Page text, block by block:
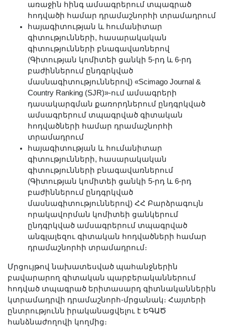
առաջին հինգ ամսագրերում տպագրած
հոդվածի համար դրամաշնորհի տրամադրում
հայագիտության և հումանիտար
գիտությունների, հասարակական
գիտությունների բնագավառներով
(Գիտության կոմիտեի ցանկի 5-րդ և 6-րդ
բաժիններում ընդգրկված
մասնագիտություններով) «Scimago Journal &
Country Ranking (SJR)»-ում ամսագրերի
դասակարգման քառորդներում ընդգրկված
ամսագրերում տպագրված գիտական
հոդվածների համար դրամաշնորհի
տրամադրում
հայագիտության և հումանիտար
գիտությունների, հասարակական
գիտությունների բնագավառներում
(Գիտության կոմիտեի ցանկի 5-րդ և 6-րդ
բաժիններում ընդգրկված
մասնագիտություններով) ՀՀ Բարձրագույն
որակավորման կոմիտեի ցանկերում
ընդգրկված ամսագրերում տպագրված
անգլալեզու գիտական հոդվածների համար
դրամաշնորհի տրամադրում։
Մրցույթով նախատեսված պահանջներին
բավարարող գիտական պարբերականներում
հոդված տպագրած երիտասարդ գիտնականներին
կտրամադրվի դրամաշնորհ-մրցանակ։ Հայտերի
ընտրությունն իրականացվելու է ԵԳԱԾ
հանձնաժողովի կողմից։